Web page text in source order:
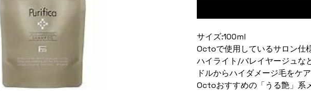
サイズ:100ml
Octoで使用しているサロン仕
ハイライト/バレイヤージュな
ドルからハイダメージ毛をケ
Octoおすすめの「うる艶」系